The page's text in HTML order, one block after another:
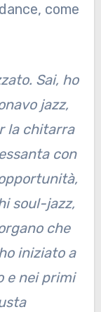
come
Sai, ho
jazz,
la chitarra
con
soul-jazz,
che
iniziato a
e nei primi